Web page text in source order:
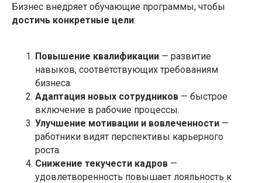
Бизнес внедряет обучающие программы, чтобы
достичь конкретные цели:
Повышение квалификации — развитие
навыков, соответствующих требованиям
бизнеса.
Адаптация новых сотрудников — быстрое
включение в рабочие процессы.
Улучшение мотивации и вовлеченности —
работники видят перспективы карьерного
роста.
Снижение текучести кадров —
удовлетворенность повышает лояльность к